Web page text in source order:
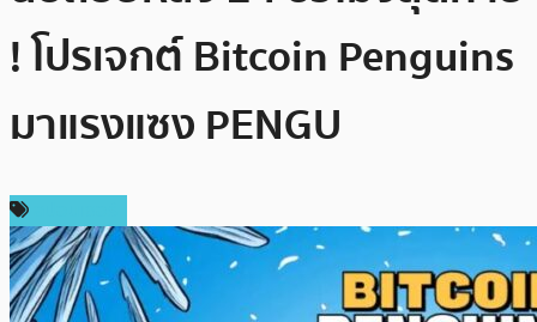
! โปรเจกต์ Bitcoin Penguins
มาแรงแซง PENGU